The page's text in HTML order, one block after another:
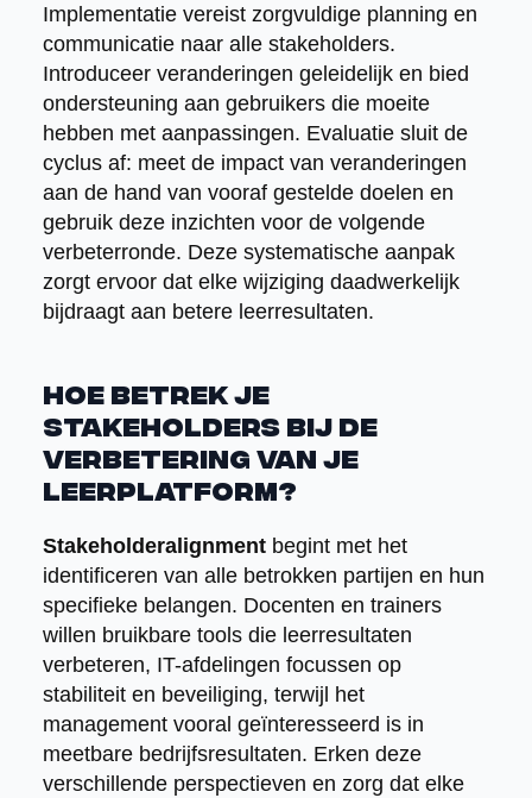
Implementatie vereist zorgvuldige planning en
communicatie naar alle stakeholders.
Introduceer veranderingen geleidelijk en bied
ondersteuning aan gebruikers die moeite
hebben met aanpassingen. Evaluatie sluit de
cyclus af: meet de impact van veranderingen
aan de hand van vooraf gestelde doelen en
gebruik deze inzichten voor de volgende
verbeterronde. Deze systematische aanpak
zorgt ervoor dat elke wijziging daadwerkelijk
bijdraagt aan betere leerresultaten.
Hoe betrek je
stakeholders bij de
verbetering van je
leerplatform?
Stakeholderalignmentbegint met het
identificeren van alle betrokken partijen en hun
specifieke belangen. Docenten en trainers
willen bruikbare tools die leerresultaten
verbeteren, IT-afdelingen focussen op
stabiliteit en beveiliging, terwijl het
management vooral geïnteresseerd is in
meetbare bedrijfsresultaten. Erken deze
verschillende perspectieven en zorg dat elke